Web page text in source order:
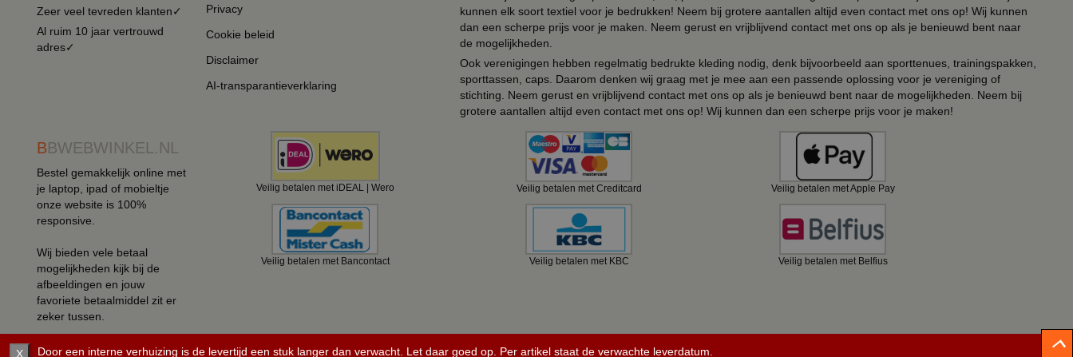
Zeer veel tevreden klanten✓
Al ruim 10 jaar vertrouwd
adres✓
Privacy
Cookie beleid
Disclaimer
AI-transparantieverklaring
kunnen elk soort textiel voor je bedrukken! Neem bij grotere aantallen altijd even contact met ons op! Wij kunnen
dan een scherpe prijs voor je maken. Neem gerust en vrijblijvend contact met ons op als je benieuwd bent naar
de mogelijkheden.
Ook verenigingen hebben regelmatig bedrukte kleding nodig, denk bijvoorbeeld aan sporttenues, trainingspakken,
sporttassen, caps. Daarom denken wij graag met je mee aan een passende oplossing voor je vereniging of
stichting. Neem gerust en vrijblijvend contact met ons op als je benieuwd bent naar de mogelijkheden. Neem bij
grotere aantallen altijd even contact met ons op! Wij kunnen dan een scherpe prijs voor je maken!
BBWEBWINKEL.NL
Bestel gemakkelijk online met
je laptop, ipad of mobieltje
onze website is 100%
responsive.
Wij bieden vele betaal
mogelijkheden kijk bij de
afbeeldingen en jouw
favoriete betaalmiddel zit er
zeker tussen.
Veilig betalen met iDEAL | Wero Veilig betalen met Creditcard Veilig betalen met Apple Pay
Veilig betalen met Bancontact Veilig betalen met KBC Veilig betalen met Belfius
X Door een interne verhuizing is de levertijd een stuk langer dan verwacht. Let daar goed op. Per artikel staat de verwachte leverdatum.